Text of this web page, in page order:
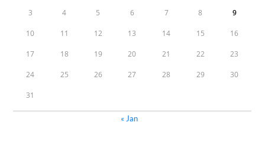
3 4 5 6 7 8 9
10 11 12 13 14 15 16
17 18 19 20 21 22 23
24 25 26 27 28 29 30
31
« Jan